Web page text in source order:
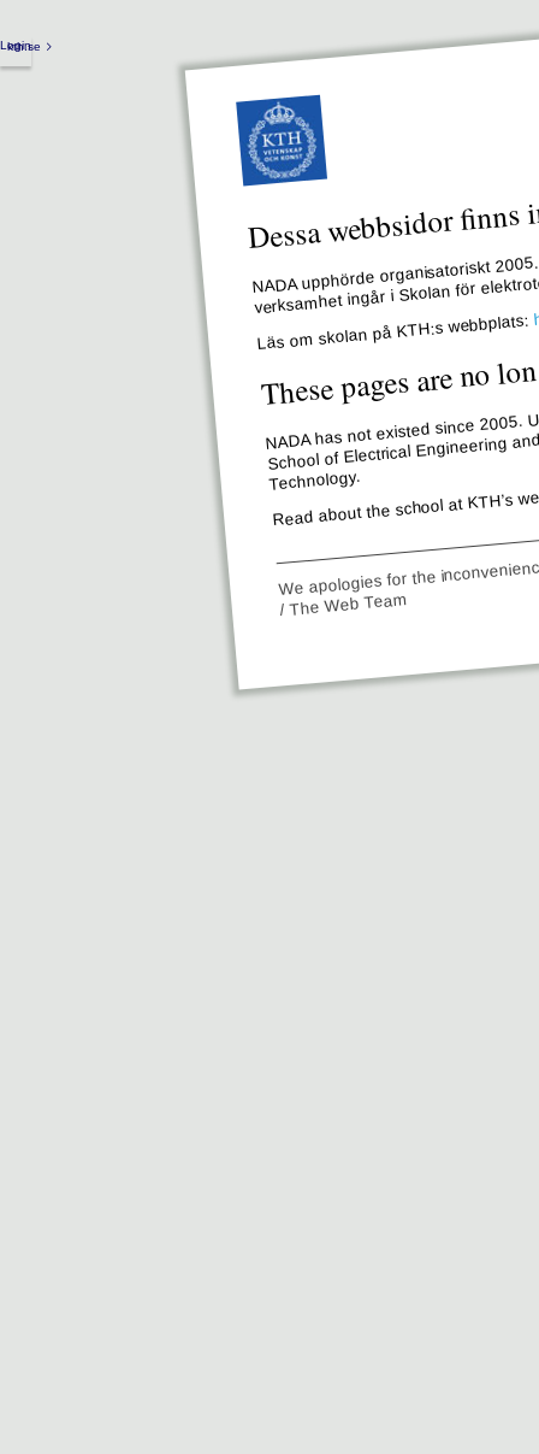
kth.se
Login
Dessa webbsidor
NADA upphörde organisatoriskt
verksamhet ingår i Skolan för
Läs om skolan på KTH:s webbplats:
These pages are no
NADA has not existed since
School of Electrical Engineering
Technology.
Read about the school at KTH’s
We apologies for the
/ The Web Team